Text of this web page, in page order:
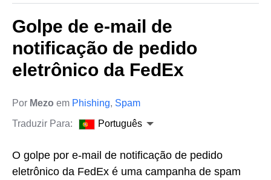
Golpe de e-mail de
notificação de pedido
eletrônico da FedEx
Por Mezo em Phishing, Spam
Traduzir Para:
Português
O golpe por e-mail de notificação de pedido
eletrônico da FedEx é uma campanha de spam